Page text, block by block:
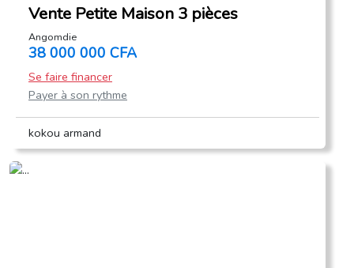
Vente Petite Maison 3 pièces
Angomdie
38 000 000 CFA
Se faire financer
Payer à son rythme
kokou armand